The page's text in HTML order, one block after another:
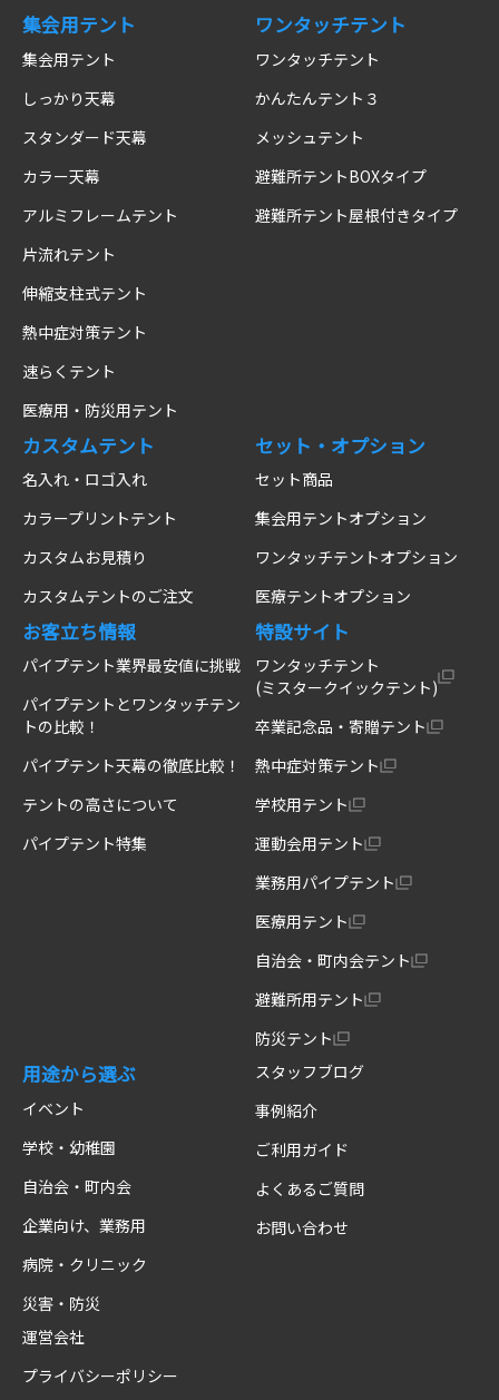
集会用テント
集会用テント
しっかり天幕
スタンダード天幕
カラー天幕
アルミフレームテント
片流れテント
伸縮支柱式テント
熱中症対策テント
速らくテント
医療用・防災用テント
ワンタッチテント
ワンタッチテント
かんたんテント３
メッシュテント
避難所テントBOXタイプ
避難所テント屋根付きタイプ
カスタムテント
名入れ・ロゴ入れ
カラープリントテント
カスタムお見積り
カスタムテントのご注文
セット・オプション
セット商品
集会用テントオプション
ワンタッチテントオプション
医療テントオプション
お客立ち情報
パイプテント業界最安値に挑戦
パイプテントとワンタッチテン
トの比較！
パイプテント天幕の徹底比較！
テントの高さについて
パイプテント特集
特設サイト
ワンタッチテント
(ミスタークイックテント)
卒業記念品・寄贈テント
熱中症対策テント
学校用テント
運動会用テント
業務用パイプテント
医療用テント
自治会・町内会テント
避難所用テント
防災テント
用途から選ぶ
イベント
学校・幼稚園
自治会・町内会
企業向け、業務用
病院・クリニック
災害・防災
スタッフブログ
事例紹介
ご利用ガイド
よくあるご質問
お問い合わせ
運営会社
プライバシーポリシー